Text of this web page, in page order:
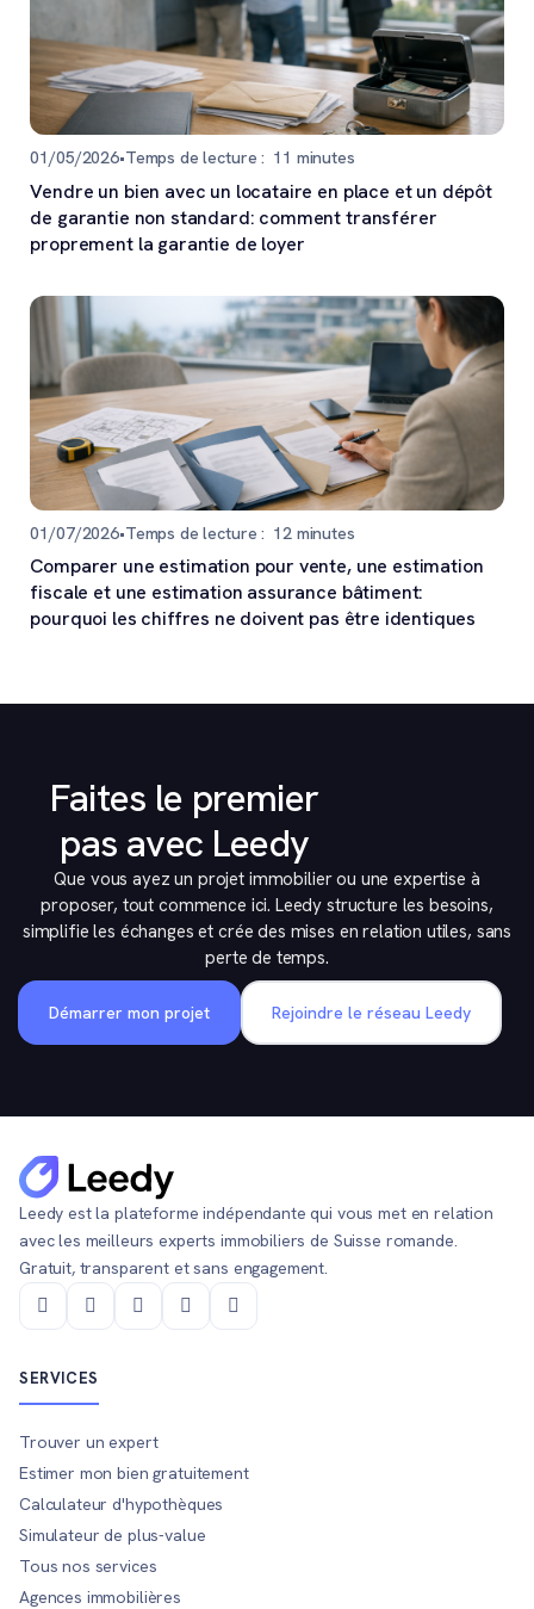
01/05/2026•Temps de lecture : 11 minutes
Vendre un bien avec un locataire en place et un dépôt
de garantie non standard: comment transférer
proprement la garantie de loyer
01/07/2026•Temps de lecture : 12minutes
Comparer une estimation pour vente, une estimation
fiscale et une estimation assurance bâtiment:
pourquoi les chiffres ne doivent pas être identiques
Faites le premier
pas avec Leedy
Que vous ayez un projet immobilier ou une expertise à
proposer, tout commence ici. Leedy structure les besoins,
simplifie les échanges et crée des mises en relation utiles, sans
perte de temps.
Démarrer mon projet Rejoindre le réseau Leedy
Leedy est la plateforme indépendante qui vous met en relation
avec les meilleurs experts immobiliers de Suisse romande.
Gratuit, transparent et sans engagement.
SERVICES
Trouver un expert
Estimer mon bien gratuitement
Calculateur d'hypothèques
Simulateur de plus-value
Tous nos services
Agences immobilières